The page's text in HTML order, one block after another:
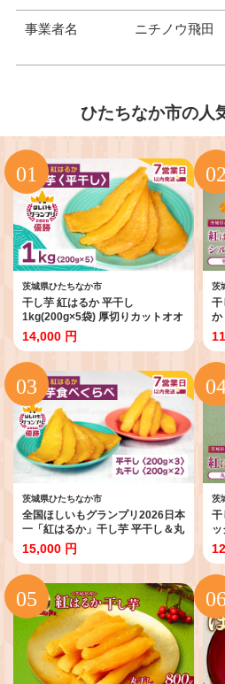
事業者名 ニチノウ飛田
ひたちなか市の人
茨城県ひたちなか市
干し芋 紅はるか 平干し
1kg(200g×5袋) 厚切りカットオオ
スガファーム| 干し芋 グランプリ
日本一 金賞 受賞 茨城 ほしいも 干
しいも 小分け 紅はるか べにはる
か さつまいも 平干し 丸干し おや
つ お菓子 スイーツ 和菓子 ギフト
茨城県 ひたちなか市
14,000 円
茨
干
か
茨城県ひたちなか市
全国ほしいもグランプリ2026日本
一「紅はるか」干し芋 平干し＆丸
干し 計1kgオオスガファーム| 干
し芋 グランプリ 日本一 金賞 受賞
茨城 ほしいも 干しいも 小分け 紅
はるか べにはるか さつまいも 平
干し 丸干し おやつ お菓子 スイー
ツ 和菓子 ギフト 茨城県 ひたちな
か市
15,000 円
茨
干